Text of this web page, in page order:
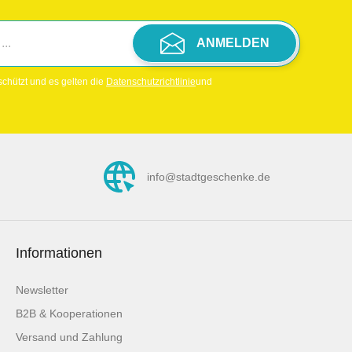
ANMELDEN
und es gelten die Datenschutzrichtlinieund
info@stadtgeschenke.de
Informationen
Newsletter
B2B & Kooperationen
Versand und Zahlung